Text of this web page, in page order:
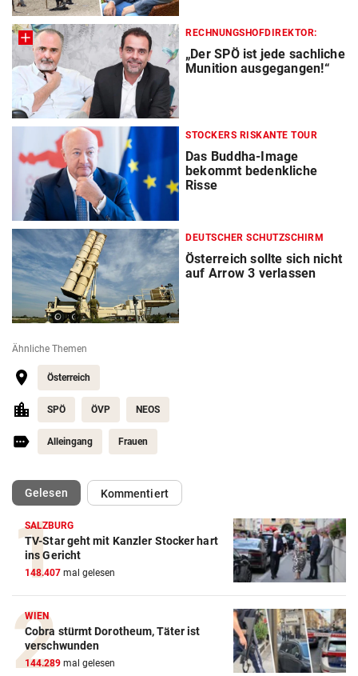
RECHNUNGSHOFDIREKTOR:
„Der SPÖ ist jede sachliche
Munition ausgegangen!“
STOCKERS RISKANTE TOUR
Das Buddha-Image
bekommt bedenkliche
Risse
DEUTSCHER SCHUTZSCHIRM
Österreich sollte sich nicht
auf Arrow 3 verlassen
Ähnliche Themen
Österreich
SPÖ ÖVP NEOS
Alleingang Frauen
Gelesen(ausgewählt)Kommentiert
SALZBURG
TV-Star geht mit Kanzler Stocker hart
ins Gericht
148.407 mal gelesen
WIEN
Cobra stürmt Dorotheum, Täter ist
verschwunden
144.289 mal gelesen